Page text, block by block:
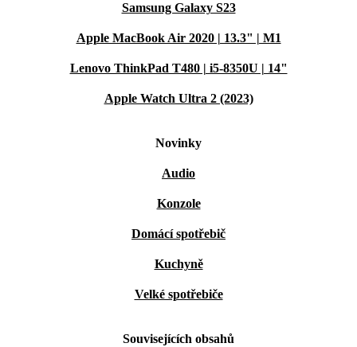
Samsung Galaxy S23
Apple MacBook Air 2020 | 13.3" | M1
Lenovo ThinkPad T480 | i5-8350U | 14"
Apple Watch Ultra 2 (2023)
Novinky
Audio
Konzole
Domácí spotřebič
Kuchyně
Velké spotřebiče
Souvisejících obsahů